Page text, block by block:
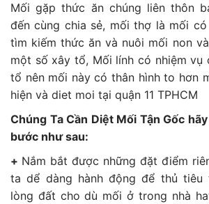
Mối gặp thức ăn chúng liên thôn
đến cùng chia sẻ, mối thợ là mối
tìm kiếm thức ăn và nuôi mối non
một số xây tổ, Mối lính có nhiệm vụ
tổ nên mối này có thân hình to hơn
hiện và diet moi tại quận 11 TPHCM
Chúng Ta Cần Diệt Mối Tận Gốc
bước như sau:
+ Nắm bắt được những đặt điểm
ta dể dàng hành động để thủ
lòng đất cho dù mối ở trong nhà